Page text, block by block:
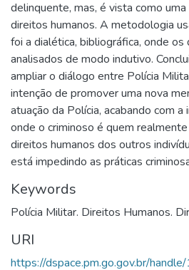
delinquente, mas, é vista como
direitos humanos. A metodologia
foi a dialética, bibliográfica, onde
analisados de modo indutivo.
ampliar o diálogo entre Polícia
intenção de promover uma nova
atuação da Polícia, acabando com
onde o criminoso é quem
direitos humanos dos outros
está impedindo as práticas
Keywords
Polícia Militar. Direitos Humanos.
URI
https://dspace.pm.go.gov.br/